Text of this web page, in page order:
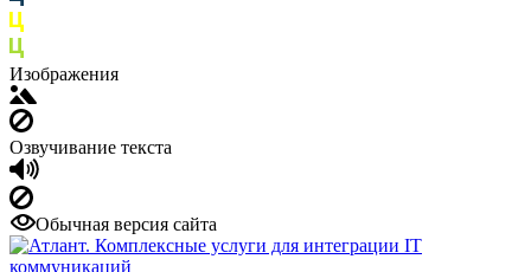
Изображения
Озвучивание текста
Обычная версия сайта